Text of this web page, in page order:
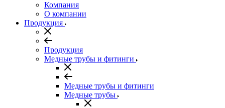
Компания
О компании
Продукция
Продукция
Медные трубы и фитинги
Медные трубы и фитинги
Медные трубы